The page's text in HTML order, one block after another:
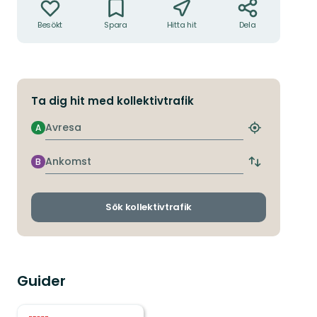
Besökt Spara Hitta hit Dela
Ta dig hit med kollektivtrafik
Avresa
A
Hitta
hållplats
Ankomst
B
Byt
och
Sök kollektivtrafik
Guider